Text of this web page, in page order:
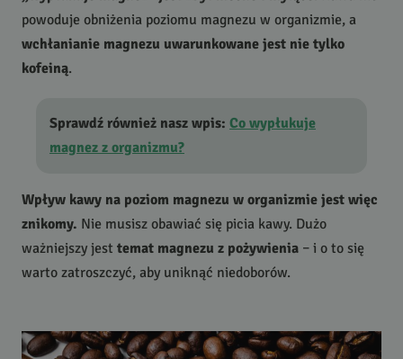
powoduje obniżenia poziomu magnezu w organizmie, a
wchłanianie magnezu uwarunkowane jest nie tylko
kofeiną.
Sprawdź również nasz wpis: Co wypłukuje
magnez z organizmu?
Wpływ kawy na poziom magnezu w organizmie jest więc
znikomy. Nie musisz obawiać się picia kawy. Dużo
ważniejszy jest temat magnezu z pożywienia – i o to się
warto zatroszczyć, aby uniknąć niedoborów.